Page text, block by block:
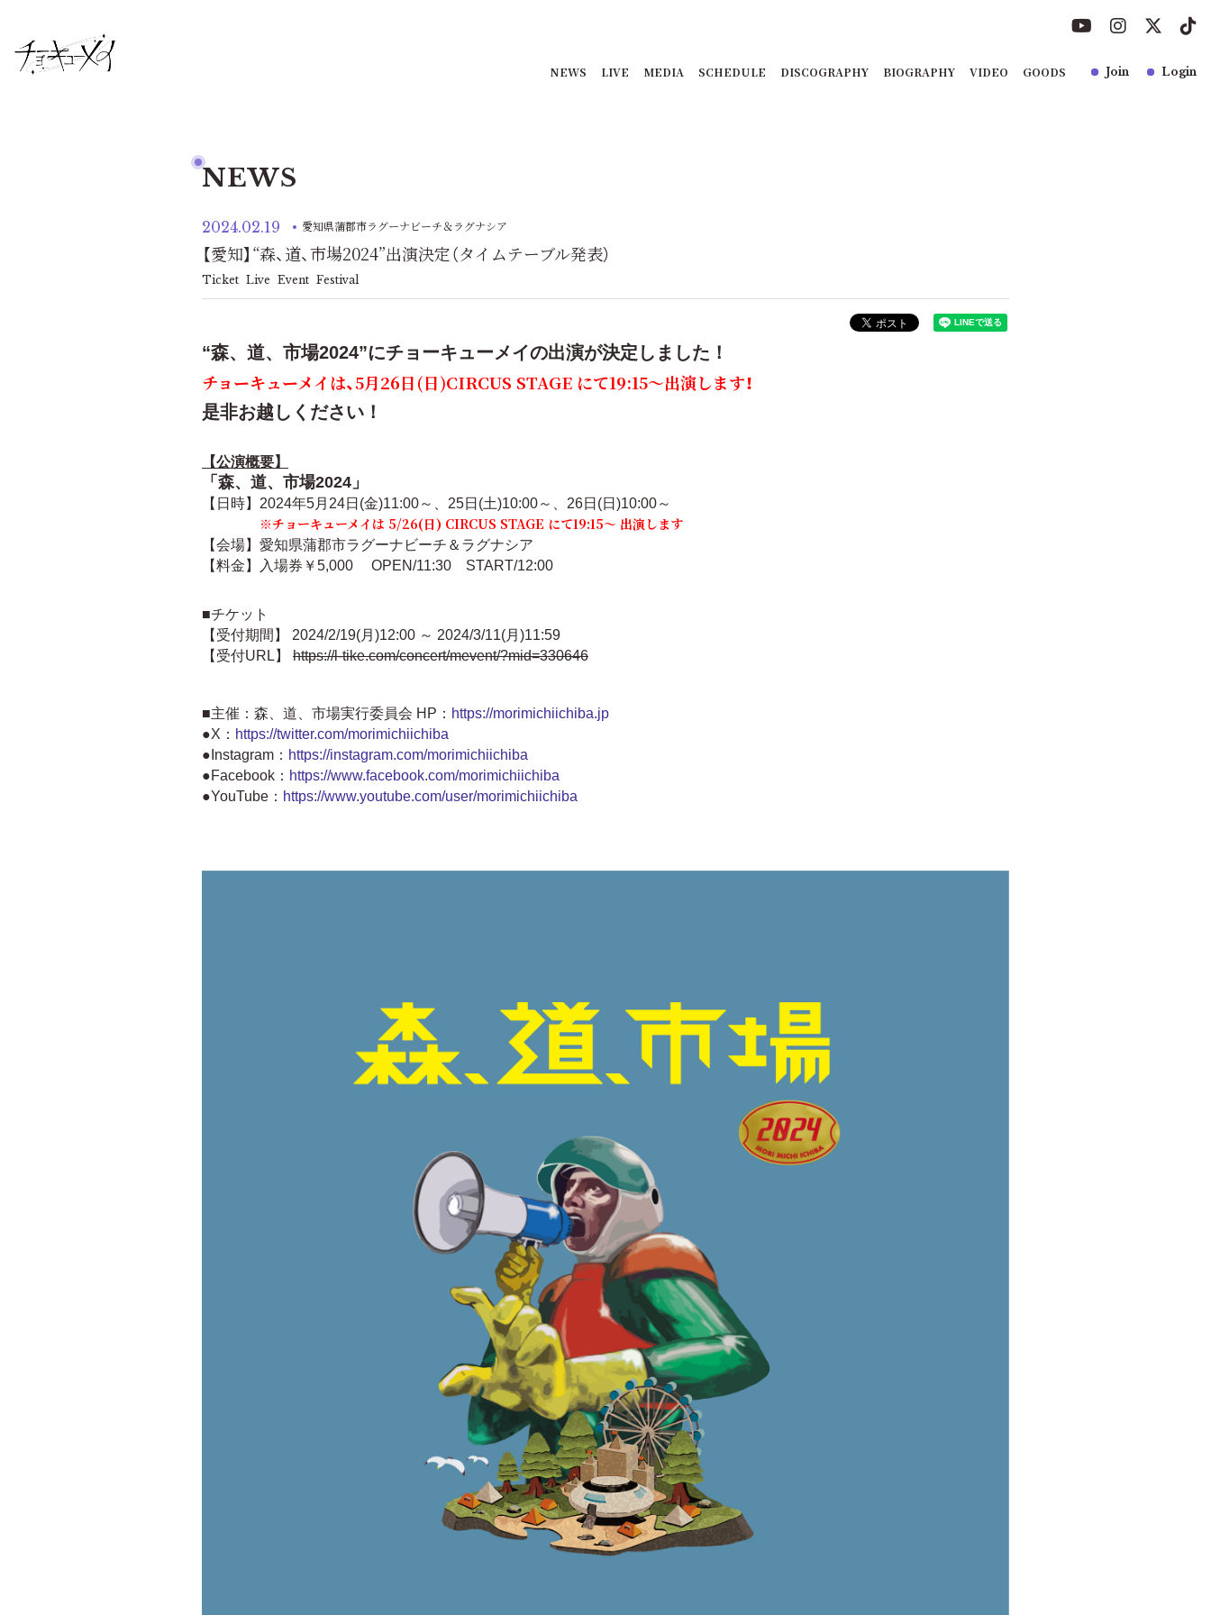
NEWS LIVE MEDIA SCHEDULE DISCOGRAPHY BIOGRAPHY VIDEO GOODS Join Login
NEWS
2024.02.19 愛知県蒲郡市ラグーナビーチ＆ラグナシア
【愛知】“森、道、市場2024”出演決定（タイムテーブル発表）
Ticket Live Event Festival
“森、道、市場2024”にチョーキューメイの出演が決定しました！
チョーキューメイは、5月26日(日)CIRCUS STAGE にて19:15〜出演します！
是非お越しください！
【公演概要】
「森、道、市場2024」
【日時】2024年5月24日(金)11:00～、25日(土)10:00～、26日(日)10:00～
※チョーキューメイは 5/26(日) CIRCUS STAGE にて19:15〜 出演します
【会場】愛知県蒲郡市ラグーナビーチ＆ラグナシア
【料金】入場券￥5,000 OPEN/11:30 START/12:00
■チケット
【受付期間】 2024/2/19(月)12:00 ～ 2024/3/11(月)11:59
【受付URL】 https://l-tike.com/concert/mevent/?mid=330646
■主催：森、道、市場実行委員会 HP： https://morimichiichiba.jp
●X： https://twitter.com/morimichiichiba
●Instagram： https://instagram.com/morimichiichiba
●Facebook： https://www.facebook.com/morimichiichiba
●YouTube： https://www.youtube.com/user/morimichiichiba